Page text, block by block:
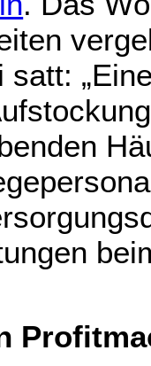
satt: